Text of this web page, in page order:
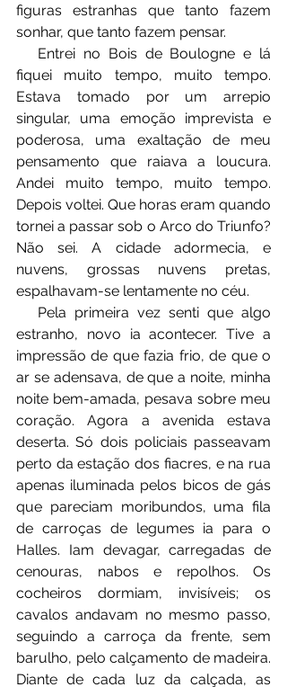
figuras estranhas que tanto fazem
sonhar, que tanto fazem pensar.
⠀⠀Entrei no Bois de Boulogne e lá
fiquei muito tempo, muito tempo.
Estava tomado por um arrepio
singular, uma emoção imprevista e
poderosa, uma exaltação de meu
pensamento que raiava a loucura.
Andei muito tempo, muito tempo.
Depois voltei. Que horas eram quando
tornei a passar sob o Arco do Triunfo?
Não sei. A cidade adormecia, e
nuvens, grossas nuvens pretas,
espalhavam-se lentamente no céu.
⠀⠀Pela primeira vez senti que algo
estranho, novo ia acontecer. Tive a
impressão de que fazia frio, de que o
ar se adensava, de que a noite, minha
noite bem-amada, pesava sobre meu
coração. Agora a avenida estava
deserta. Só dois policiais passeavam
perto da estação dos fiacres, e na rua
apenas iluminada pelos bicos de gás
que pareciam moribundos, uma fila
de carroças de legumes ia para o
Halles. Iam devagar, carregadas de
cenouras, nabos e repolhos. Os
cocheiros dormiam, invisíveis; os
cavalos andavam no mesmo passo,
seguindo a carroça da frente, sem
barulho, pelo calçamento de madeira.
Diante de cada luz da calçada, as